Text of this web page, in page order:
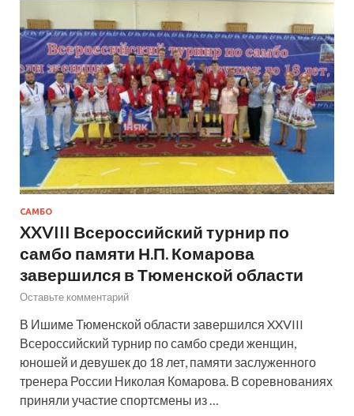
САМБО
XXVIII Всероссийский турнир по
самбо памяти Н.П. Комарова
завершился в Тюменской области
Оставьте комментарий
В Ишиме Тюменской области завершился XXVIII
Всероссийский турнир по самбо среди женщин,
юношей и девушек до 18 лет, памяти заслуженного
тренера России Николая Комарова. В соревнованиях
приняли участие спортсмены из …